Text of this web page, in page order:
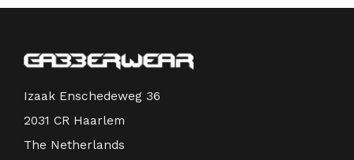
Izaak Enschedeweg 36
2031 CR Haarlem
The Netherlands